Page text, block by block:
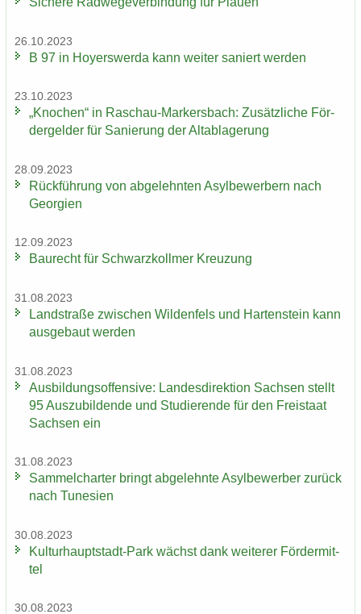
26.10.2023
B 97 in Ho­yers­wer­da kann wei­ter sa­niert wer­den
23.10.2023
„Kno­chen“ in Raschau-​Markersbach: Zu­sätz­li­che För­
der­gel­der für Sa­nie­rung der Alt­ab­la­ge­rung
28.09.2023
Rück­füh­rung von ab­ge­lehn­ten Asyl­be­wer­bern nach
Ge­or­gi­en
12.09.2023
Bau­recht für Schwarz­koll­mer Kreu­zung
31.08.2023
Land­stra­ße zwi­schen Wil­den­fels und Har­ten­stein kann
aus­ge­baut wer­den
31.08.2023
Aus­bil­dungs­of­fen­si­ve: Lan­des­di­rek­ti­on Sach­sen stellt
95 Aus­zu­bil­den­de und Stu­die­ren­de für den Frei­staat
Sach­sen ein
31.08.2023
Sam­mel­char­ter bringt ab­ge­lehn­te Asyl­be­wer­ber zu­rück
nach Tu­ne­si­en
30.08.2023
Kulturhauptstadt-​Park wächst dank wei­te­rer För­der­mit­
tel
30.08.2023